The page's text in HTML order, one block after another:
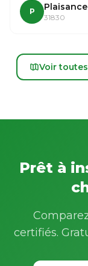
P
31830
Voir
Prêt à
certifiés.